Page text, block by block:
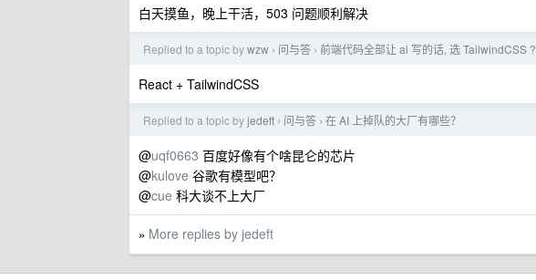
白天摸鱼，晚上干活，503 问题顺利解决
Replied to a topic bywzw › 问与答 › 前端代码全部让 ai 写的话, 选 TailwindCSS ?
React + TailwindCSS
Replied to a topic byjedeft › 问与答 › 在 AI 上掉队的大厂有哪些？
@uqf0663 百度好像有个啥昆仑的芯片
@kulove 谷歌有模型吧？
@cue 科大谈不上大厂
» More replies by jedeft